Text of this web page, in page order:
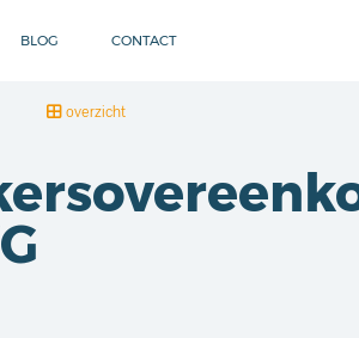
BLOG CONTACT
overzicht